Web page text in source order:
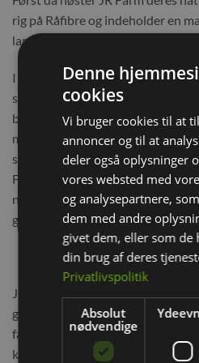
rig på Råfibre og indeholder en
lange vækstperiode*
I modsætning til de voksende
således nye og naturlige
beskytter således
madforsyning fra dette unikke
sommerfugle og deres venner
Farm’s hus pakkes det soltørrede
naturligt pap, der af
græs.
JR FARM bi-venlige hø er pakket
græspappet (indpakningen) er
farve. De forhåndsstansede
kan bruges direkte som høhæk
Denne
cookies
Vi bruger cookies til at
annoncer og til at
deler også oplysninger
vores websted med
og analysepartnere,
dem med andre
givet dem, eller som de
din brug af deres
Privatlivspolitik
Absolut
nødvendige